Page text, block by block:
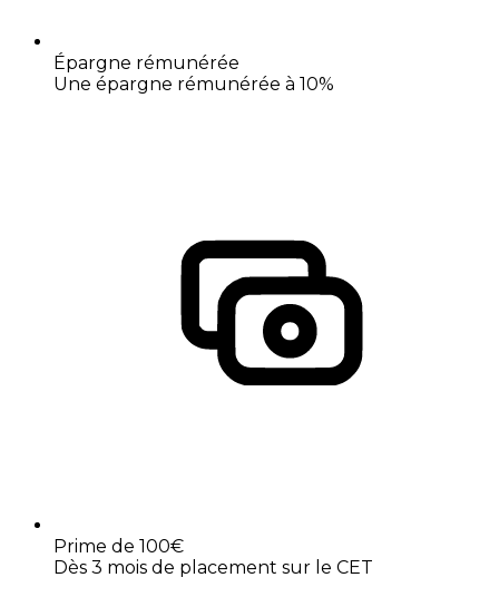
Épargne rémunérée
Une épargne rémunérée à 10%
Prime de 100€
Dès 3 mois de placement sur le CET